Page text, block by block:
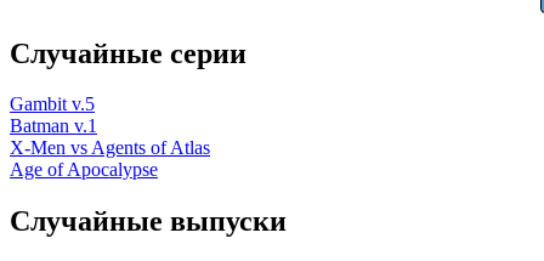
Случайные серии
Gambit v.5
Batman v.1
X-Men vs Agents of Atlas
Age of Apocalypse
Случайные выпуски